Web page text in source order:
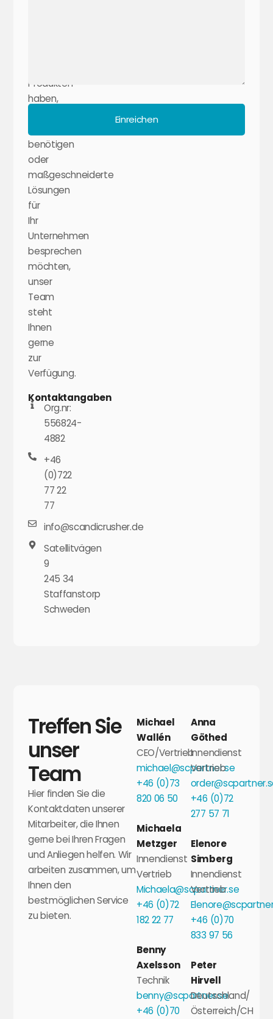
Produkten
haben,
benötigen
oder
maßgeschneiderte
Lösungen
für
Ihr
Unternehmen
besprechen
möchten,
unser
Team
steht
Ihnen
gerne
zur
Verfügung.
Kontaktangaben
Org.nr:
556824-
4882
+46
(0)722
77 22
77
info@scandicrusher.de
Satellitvägen
9
245 34
Staffanstorp
Schweden
Einreichen
Treffen Sie
unser
Team
Hier finden Sie die
Kontaktdaten unserer
Mitarbeiter, die Ihnen
gerne bei Ihren Fragen
und Anliegen helfen. Wir
arbeiten zusammen, um
Ihnen den
bestmöglichen Service
zu bieten.
Michael
Wallén
CEO/Vertrieb
michael@scpartner.se
+46 (0)73
820 06 50
Michaela
Metzger
Innendienst
Vertrieb
Michaela@scpartner.se
+46 (0)72
182 22 77
Benny
Axelsson
Technik
benny@scpartner.se
+46 (0)70
Anna
Göthed
Innendienst
Vertrieb
+46 (0)72
277 57 71
Elenore
Simberg
Innendienst
Vertrieb
+46 (0)70
833 97 56
Peter
Hirvell
Deutschland/
Österreich/CH